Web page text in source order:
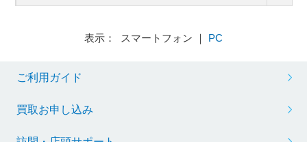
表示： スマートフォン ｜ PC
ご利用ガイド
買取お申し込み